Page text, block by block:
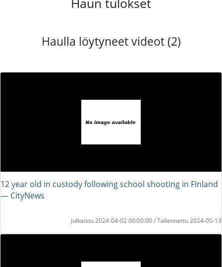
Haulla löytyneet videot (2)
12 year old in custody following school shooting in Finland
― CityNews
Julkaistu 2024-04-02 00:00:00 / Tallennettu 2024-05-13